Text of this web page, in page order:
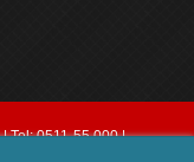
Tel: 0511-55 000 |